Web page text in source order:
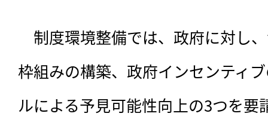
制度環境整備では、政府に対し
枠組みの構築、政府インセンティ
ルによる予見可能性向上の3つを要